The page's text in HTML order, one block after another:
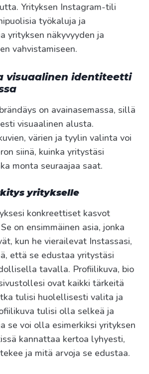
Yrityksen Instagram-tili
työkaluja ja
yrityksen näkyvyyden ja
vahvistamiseen.
visuaalinen identiteetti
on avainasemassa, sillä
visuaalinen alusta.
värien ja tyylin valinta voi
siinä, kuinka yritystäsi
monta seuraajaa saat.
yritykselle
konkreettiset kasvot
on ensimmäinen asia, jonka
kun he vierailevat Instassasi,
että se edustaa yritystäsi
tavalla. Profiilikuva, bio
ovat kaikki tärkeitä
tulisi huolellisesti valita ja
tulisi olla selkeä ja
se voi olla esimerkiksi yrityksen
kannattaa kertoa lyhyesti,
ja mitä arvoja se edustaa.